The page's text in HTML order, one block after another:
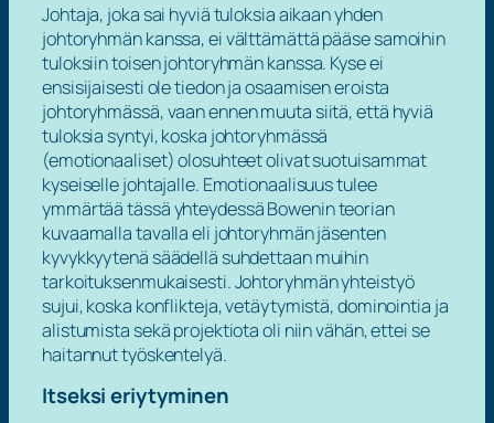
Johtaja, joka sai hyviä tuloksia aikaan yhden
johtoryhmän kanssa, ei välttämättä pääse samoihin
tuloksiin toisen johtoryhmän kanssa. Kyse ei
ensisijaisesti ole tiedon ja osaamisen eroista
johtoryhmässä, vaan ennen muuta siitä, että hyviä
tuloksia syntyi, koska johtoryhmässä
(emotionaaliset) olosuhteet olivat suotuisammat
kyseiselle johtajalle. Emotionaalisuus tulee
ymmärtää tässä yhteydessä Bowenin teorian
kuvaamalla tavalla eli johtoryhmän jäsenten
kyvykkyytenä säädellä suhdettaan muihin
tarkoituksenmukaisesti. Johtoryhmän yhteistyö
sujui, koska konflikteja, vetäytymistä, dominointia ja
alistumista sekä projektiota oli niin vähän, ettei se
haitannut työskentelyä.
Itseksi eriytyminen